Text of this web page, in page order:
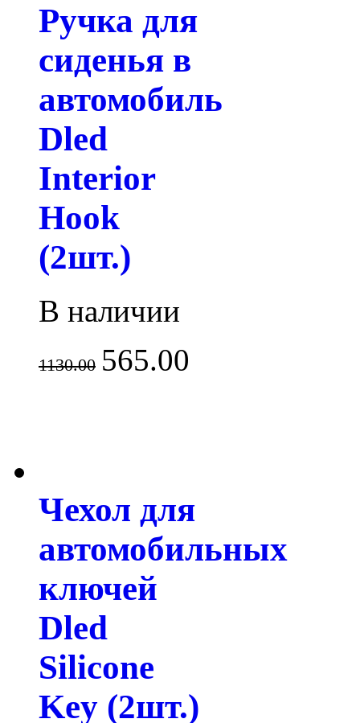
Ручка для
сиденья в
автомобиль
Dled
Interior
Hook
(2шт.)
В наличии
1130.00 565.00
Чехол для
автомобильных
ключей
Dled
Silicone
Key (2шт.)